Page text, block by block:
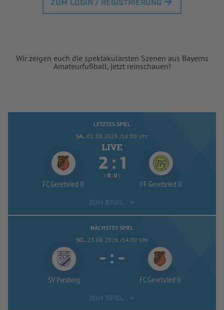
ZUM LOGIN / REGISTRIERUNG
Wir zeigen euch die spektakulärsten Szenen aus Bayerns
Amateurfußball, jetzt reinschauen!
LETZTES SPIEL
SA.. 01.08.2026 /16:00 Uhr
FC Geretsried II
 : 
( :  )
FF Geretsried II
NÄCHSTES SPIEL
SO.. 23.08.2026 /14:00 Uhr
SV Parsberg
- : -
FC Geretsried II